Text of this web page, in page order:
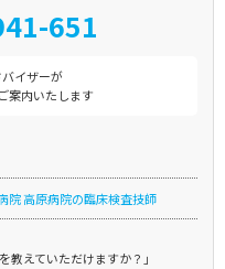
651
イザーが
案内いたします
高原病院の臨床検査技師
教えていただけますか？」